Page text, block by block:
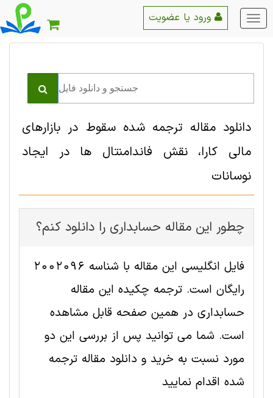
منو
اصلی
دانلود مقاله ترجمه شده سقوط در بازارهای
مالی کارا، نقش فاندامنتال ها در ایجاد
نوسانات
چطور این مقاله حسابداری را دانلود کنم؟
فایل انگلیسی این مقاله با شناسه 2002096
رایگان است. ترجمه چکیده این مقاله
حسابداری در همین صفحه قابل مشاهده
است. شما می توانید پس از بررسی این دو
مورد نسبت به خرید و دانلود مقاله ترجمه
شده اقدام نمایید